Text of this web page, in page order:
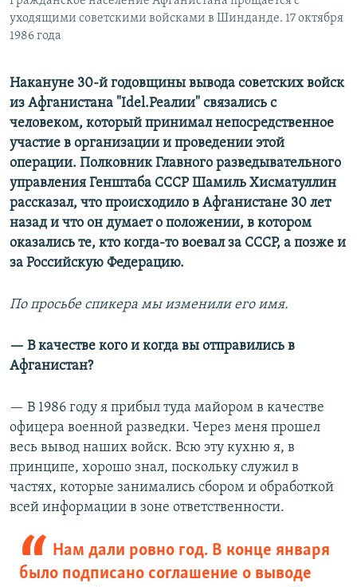
Все сайты РСЕ/РС
уходящими советскими войсками в Шинданде. 17 октября
1986 года
Накануне 30-й годовщины вывода советских войск
из Афганистана "Idel.Реалии" связались с
человеком, который принимал непосредственное
участие в организации и проведении этой
операции. Полковник Главного разведывательного
управления Генштаба СССР Шамиль Хисматуллин
рассказал, что происходило в Афганистане 30 лет
назад и что он думает о положении, в котором
оказались те, кто когда-то воевал за СССР, а позже и
за Российскую Федерацию.
По просьбе спикера мы изменили его имя.
— В качестве кого и когда вы отправились в
Афганистан?
— В 1986 году я прибыл туда майором в качестве
офицера военной разведки. Через меня прошел
весь вывод наших войск. Всю эту кухню я, в
принципе, хорошо знал, поскольку служил в
частях, которые занимались сбором и обработкой
всей информации в зоне ответственности.
Нам дали ровно год. В конце января
было подписано соглашение о выводе